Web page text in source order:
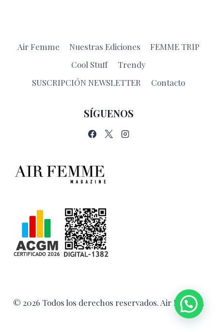
Air Femme Nuestras Ediciones
FEMME TRIP
Cool Stuff
Trendy
SUSCRIPCIÓN NEWSLETTER
Contacto
SÍGUENOS
© 2026 Todos los derechos reservados. Air Femme.